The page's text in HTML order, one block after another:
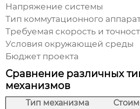
Напряжение системы
Тип коммутационного
Требуемая скорость и
Условия окружающей среды
Бюджет проекта
Сравнение различных
механизмов
Тип механизма